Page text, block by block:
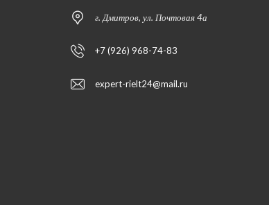
г. Дмитров, ул. Почтовая 4а
+7 (926) 968-74-83
expert-rielt24@mail.ru